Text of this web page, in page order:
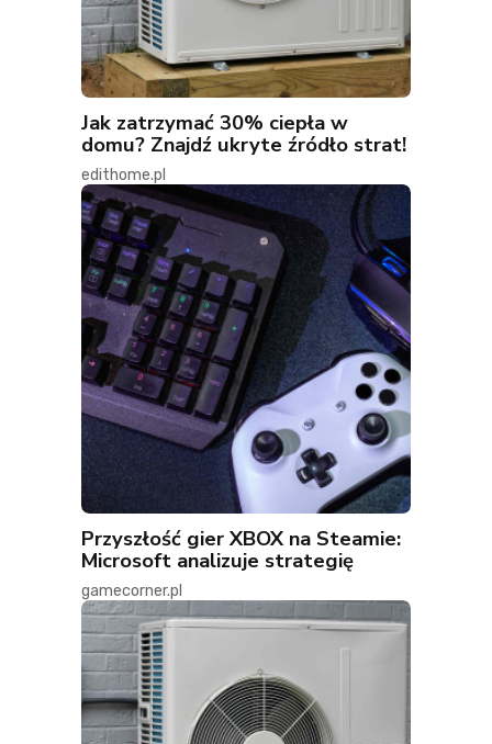
Jak zatrzymać 30% ciepła w
domu? Znajdź ukryte źródło strat!
edithome.pl
Przyszłość gier XBOX na Steamie:
Microsoft analizuje strategię
gamecorner.pl